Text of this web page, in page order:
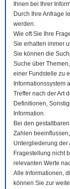
Ihnen bei Ihrer
Durch Ihre Anfrage
werden.
Wie oft Sie Ihre
Sie erhalten immer
Sie können die
Suche über
einer Fundstelle zu
Informationssystem
Treffer nach der Art
Definitionen,
Information.
Bei den
Zahlen
Untergliederung der
Fragestellung nicht
relevanten Werte
Alle Informationen,
können Sie zur